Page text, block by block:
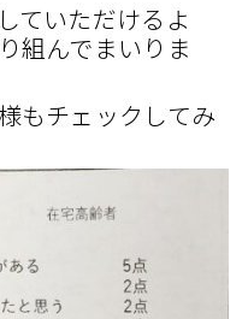
ていただけるよ
組んでまいりま
もチェックしてみ